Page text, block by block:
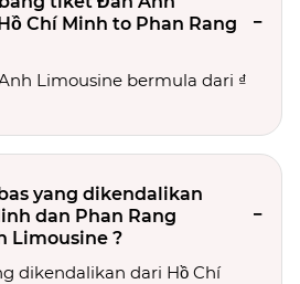
Chí Minh to Phan Rang
Limousine bermula dari ₫
yang dikendalikan
dan Phan Rang
Limousine ?
dikendalikan dari Hồ Chí